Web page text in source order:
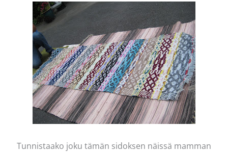
Tunnistaako joku tämän sidoksen näissä mamman